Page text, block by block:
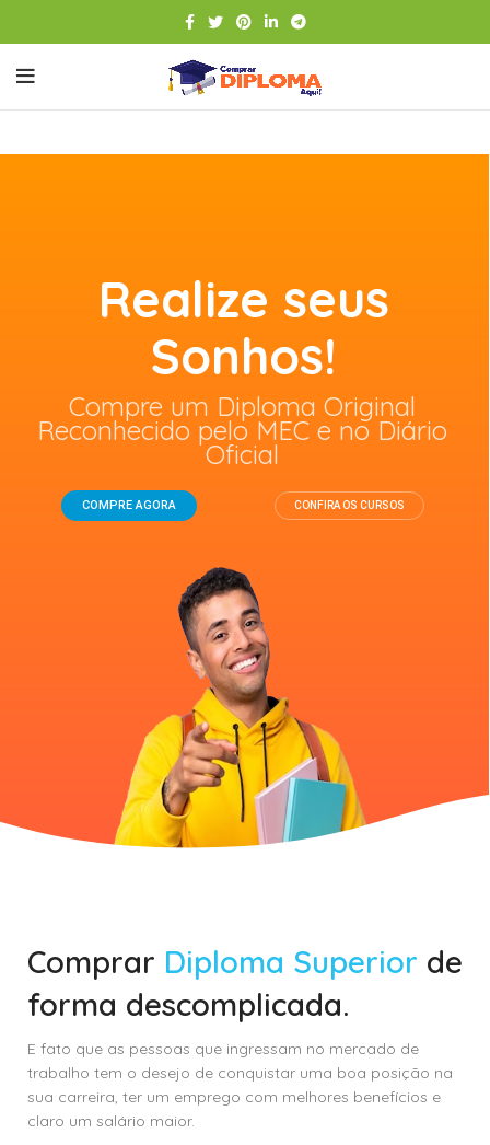
COMPRE AGORA
Realize seus
Sonhos!
Compre um Diploma Original
Reconhecido pelo MEC e no Diário
Oficial
CONFIRA OS CURSOS
Comprar Diploma Superior de
forma descomplicada.
E fato que as pessoas que ingressam no mercado de
trabalho tem o desejo de conquistar uma boa posição na
sua carreira, ter um emprego com melhores benefícios e
claro um salário maior.